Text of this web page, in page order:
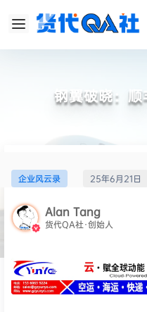
钢翼破晓：
企业风云录 25年6月21日
Alan Tang
货代QA社·创始人